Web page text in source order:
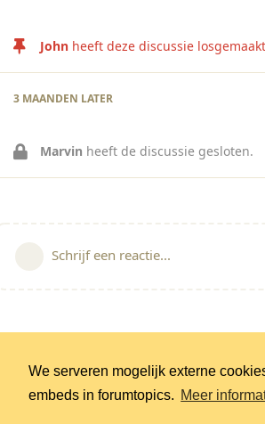
We serveren mogelijk externe
embeds in forumtopics. Meer
John heeft deze discussie
3 MAANDEN LATER
Marvin heeft de discussie gesloten.
Schrijf een reactie...